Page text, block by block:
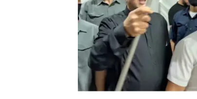
RISULTATI E CLASSIFICHE